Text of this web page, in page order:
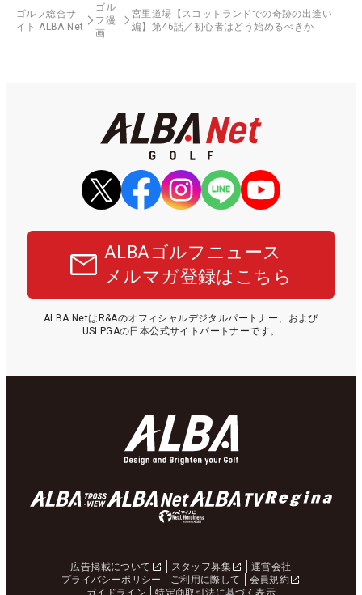
ゴルフ総合サ
イト ALBA Net
ゴル
フ漫
画
宮里道場【スコットランドでの奇跡の出逢い
編】第46話／初心者はどう始めるべきか
ALBAゴルフニュース
メルマガ登録はこちら
ALBA NetはR&Aのオフィシャルデジタルパートナー、および
USLPGAの日本公式サイトパートナーです。
広告掲載について スタッフ募集
運営会社
プライバシーポリシー
ご利用に際して
会員規約
ガイドライン
特定商取引法に基づく表示